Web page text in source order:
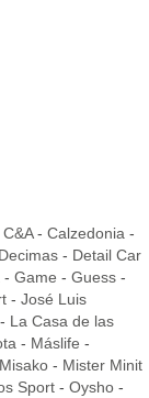
C&A- Calzedonia -
Decimas - Detail Car
- Game - Guess -
- José Luis
- La Casa de las
- Máslife -
Misako - Mister Minit
Sport - Oysho -